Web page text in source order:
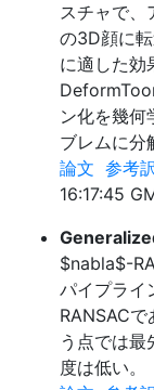
スチャで、
の3D顔に
に適した効
ン化を幾何
ブレムに分
論文 参考
16:17:45
$nabla$-
パイプライ
RANSAC
う点では
度は低い。